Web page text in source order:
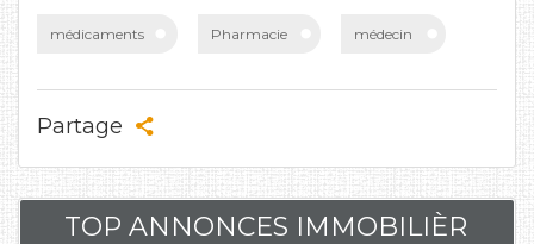
médicaments Pharmacie médecin
Partage
TOP ANNONCES IMMOBILIÈR